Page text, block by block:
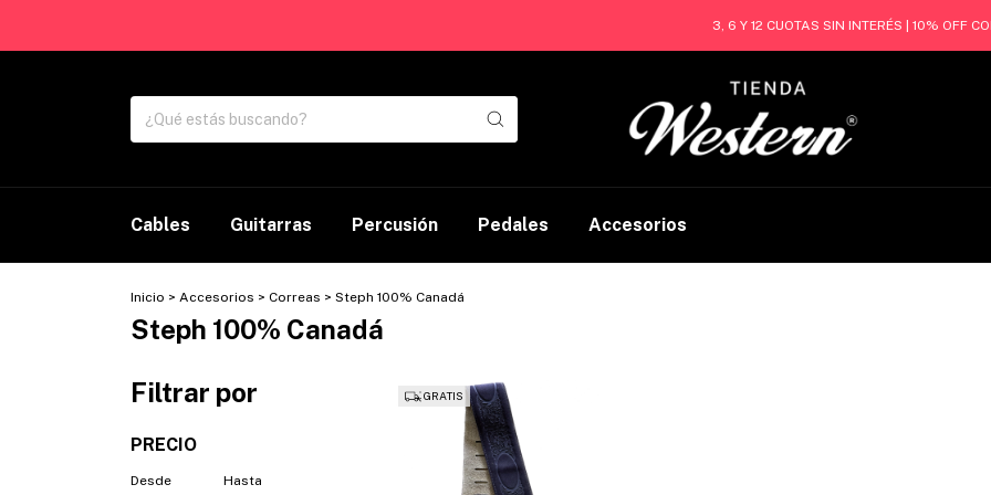
3, 6 Y 12 CUOTAS SIN INTERÉS | 10% OFF
Cables Guitarras Percusión Pedales Accesorios
Inicio > Accesorios > Correas > Steph 100% Canadá
Steph 100% Canadá
Filtrar por
PRECIO
Desde Hasta
GRATIS